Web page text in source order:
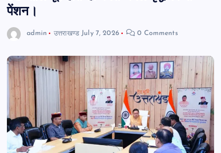
पेंशन।
admin उत्तराखण्ड July 7, 2026 0 Comments